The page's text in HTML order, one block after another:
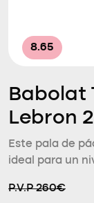
8.65
Babolat
Lebron
Este pala de
ideal para un
P.V.P 260€